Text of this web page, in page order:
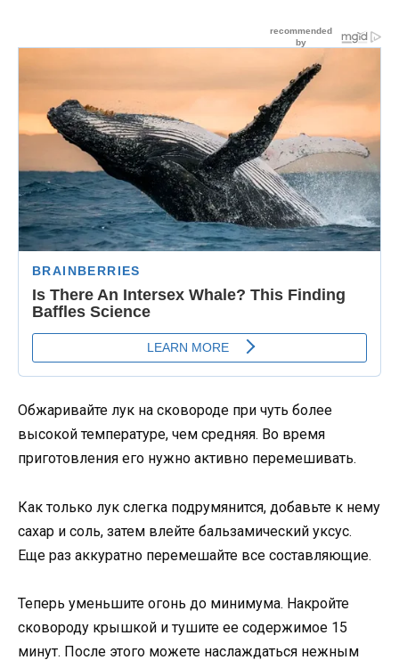
Обжаривайте лук на сковороде при чуть более
высокой температуре, чем средняя. Во время
приготовления его нужно активно перемешивать.
Как только лук слегка подрумянится, добавьте к нему
сахар и соль, затем влейте бальзамический уксус.
Еще раз аккуратно перемешайте все составляющие.
Теперь уменьшите огонь до минимума. Накройте
сковороду крышкой и тушите ее содержимое 15
минут. После этого можете наслаждаться нежным